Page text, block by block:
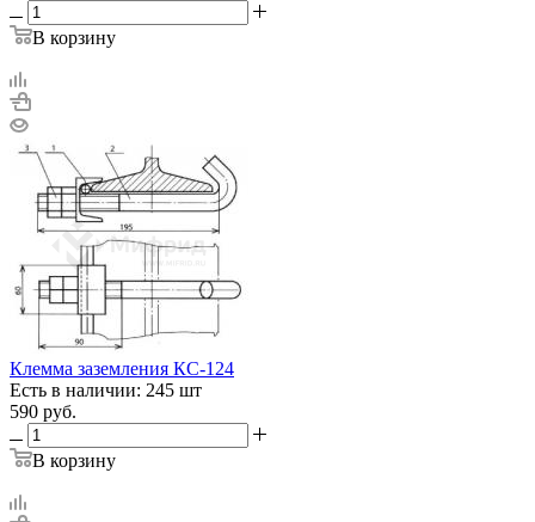
В корзину
Клемма заземления КС-124
Есть в наличии: 245 шт
590 руб.
В корзину